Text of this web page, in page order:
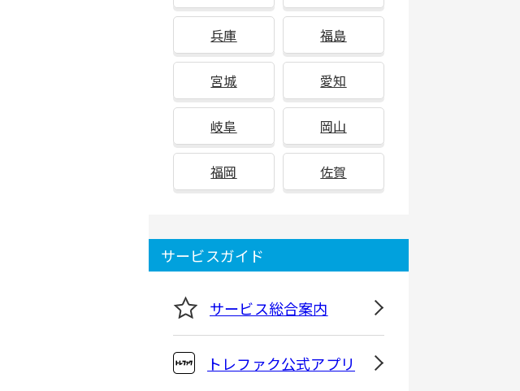
兵庫 福島
宮城 愛知
岐阜 岡山
福岡 佐賀
サービスガイド
サービス総合案内
トレファク公式アプリ